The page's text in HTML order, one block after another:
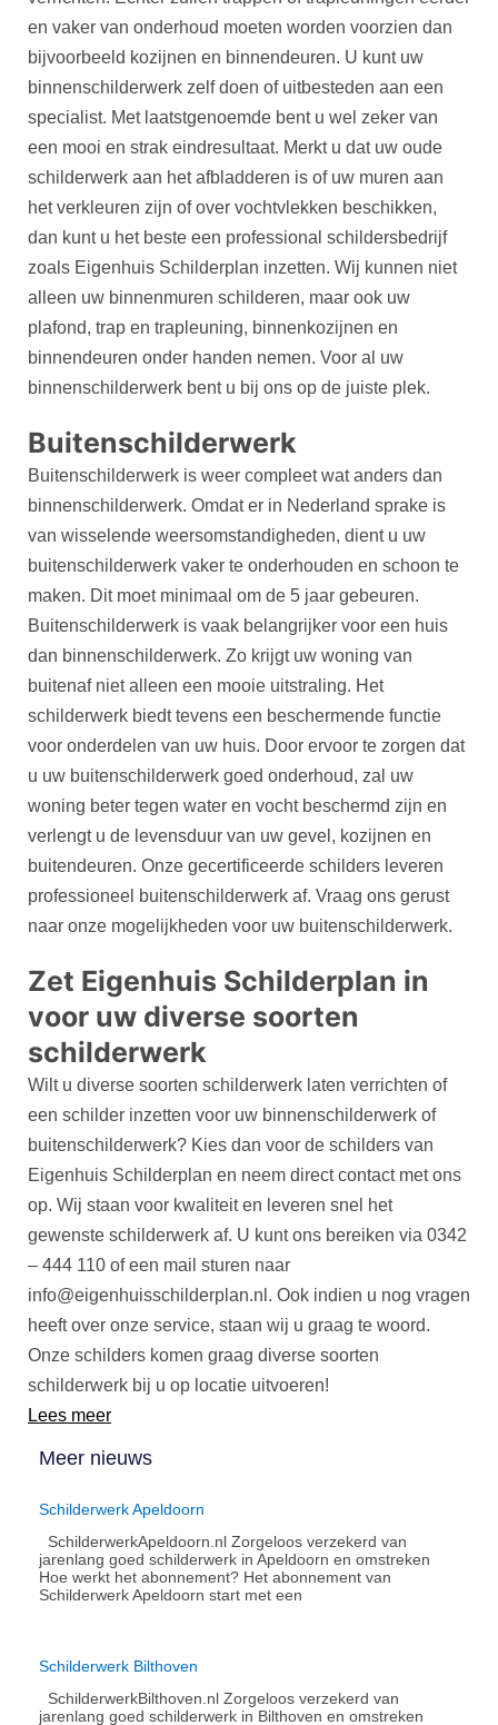
en vaker van onderhoud moeten worden voorzien dan
bijvoorbeeld kozijnen en binnendeuren. U kunt uw
binnenschilderwerk zelf doen of uitbesteden aan een
specialist. Met laatstgenoemde bent u wel zeker van
een mooi en strak eindresultaat. Merkt u dat uw oude
schilderwerk aan het afbladderen is of uw muren aan
het verkleuren zijn of over vochtvlekken beschikken,
dan kunt u het beste een professional schildersbedrijf
zoals Eigenhuis Schilderplan inzetten. Wij kunnen niet
alleen uw binnenmuren schilderen, maar ook uw
plafond, trap en trapleuning, binnenkozijnen en
binnendeuren onder handen nemen. Voor al uw
binnenschilderwerk bent u bij ons op de juiste plek.
Buitenschilderwerk
Buitenschilderwerk is weer compleet wat anders dan
binnenschilderwerk. Omdat er in Nederland sprake is
van wisselende weersomstandigheden, dient u uw
buitenschilderwerk vaker te onderhouden en schoon te
maken. Dit moet minimaal om de 5 jaar gebeuren.
Buitenschilderwerk is vaak belangrijker voor een huis
dan binnenschilderwerk. Zo krijgt uw woning van
buitenaf niet alleen een mooie uitstraling. Het
schilderwerk biedt tevens een beschermende functie
voor onderdelen van uw huis. Door ervoor te zorgen dat
u uw buitenschilderwerk goed onderhoud, zal uw
woning beter tegen water en vocht beschermd zijn en
verlengt u de levensduur van uw gevel, kozijnen en
buitendeuren. Onze gecertificeerde schilders leveren
professioneel buitenschilderwerk af. Vraag ons gerust
naar onze mogelijkheden voor uw buitenschilderwerk.
Zet Eigenhuis Schilderplan in
voor uw diverse soorten
schilderwerk
Wilt u diverse soorten schilderwerk laten verrichten of
een schilder inzetten voor uw binnenschilderwerk of
buitenschilderwerk? Kies dan voor de schilders van
Eigenhuis Schilderplan en neem direct contact met ons
op. Wij staan voor kwaliteit en leveren snel het
gewenste schilderwerk af. U kunt ons bereiken via 0342
– 444 110 of een mail sturen naar
info@eigenhuisschilderplan.nl . Ook indien u nog vragen
heeft over onze service, staan wij u graag te woord.
Onze schilders komen graag diverse soorten
schilderwerk bij u op locatie uitvoeren!
Lees meer
Meer nieuws
Schilderwerk Apeldoorn
SchilderwerkApeldoorn.nl Zorgeloos verzekerd van
jarenlang goed schilderwerk in Apeldoorn en omstreken
Hoe werkt het abonnement?​ Het abonnement van
Schilderwerk Apeldoorn start met een
Schilderwerk Bilthoven
SchilderwerkBilthoven.nl Zorgeloos verzekerd van
jarenlang goed schilderwerk in Bilthoven en omstreken